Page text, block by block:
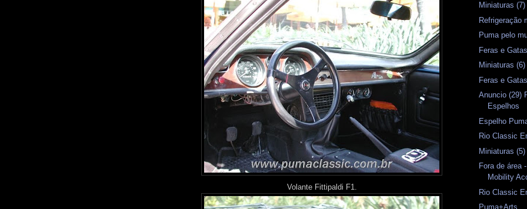
Volante Fittipaldi F1.
Miniaturas (7)
Refrigeração
Puma pelo
Feras e Gatas
Miniaturas (6)
Feras e Gatas
Anuncio (29)
Espelhos
Espelho
Rio Classic
Miniaturas (5)
Fora de área
Mobility
Rio Classic
Puma+Arts